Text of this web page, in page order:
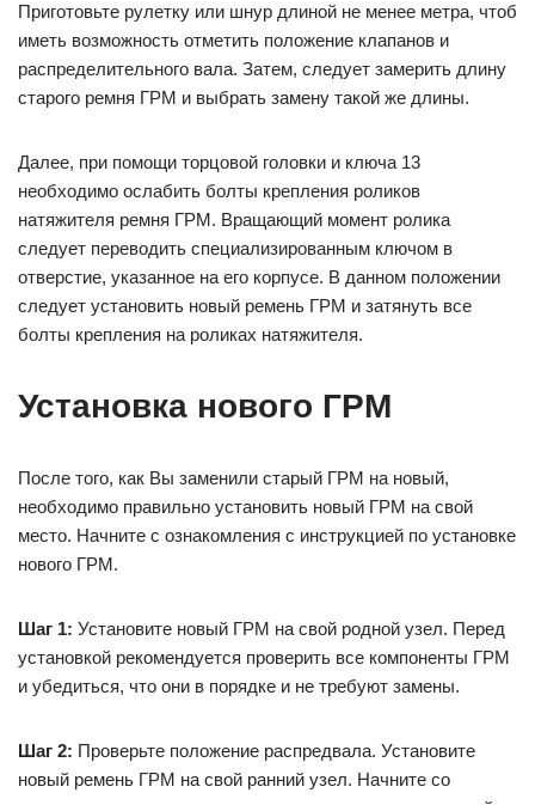
Приготовьте рулетку или шнур длиной не менее метра, чтоб
иметь возможность отметить положение клапанов и
распределительного вала. Затем, следует замерить длину
старого ремня ГРМ и выбрать замену такой же длины.
Далее, при помощи торцовой головки и ключа 13
необходимо ослабить болты крепления роликов
натяжителя ремня ГРМ. Вращающий момент ролика
следует переводить специализированным ключом в
отверстие, указанное на его корпусе. В данном положении
следует установить новый ремень ГРМ и затянуть все
болты крепления на роликах натяжителя.
Установка нового ГРМ
После того, как Вы заменили старый ГРМ на новый,
необходимо правильно установить новый ГРМ на свой
место. Начните с ознакомления с инструкцией по установке
нового ГРМ.
Шаг 1: Установите новый ГРМ на свой родной узел. Перед
установкой рекомендуется проверить все компоненты ГРМ
и убедиться, что они в порядке и не требуют замены.
Шаг 2: Проверьте положение распредвала. Установите
новый ремень ГРМ на свой ранний узел. Начните со